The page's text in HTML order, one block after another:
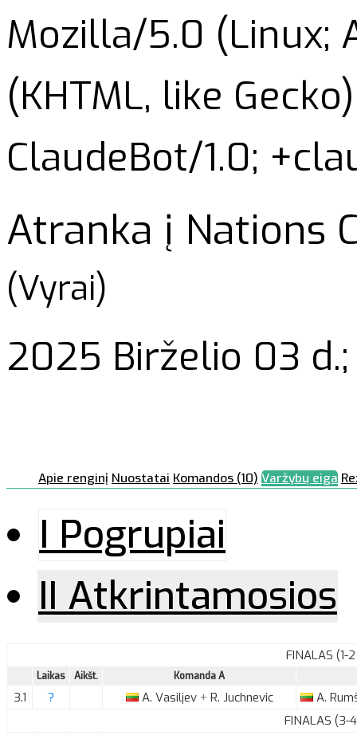
Mozilla/5.0 (Linux;
(KHTML, like
ClaudeBot/1.0;
Atranka į Nations
(Vyrai)
2025 Birželio 03 d.;
Apie renginį Nuostatai Komandos (10) Varžybų eiga
I Pogrupiai
II Atkrintamosios
FINALAS (1-
Laikas Aikšt. Komanda A
3.1 ? A. Vasiljev + R. Juchnevic A.
FINALAS (3-